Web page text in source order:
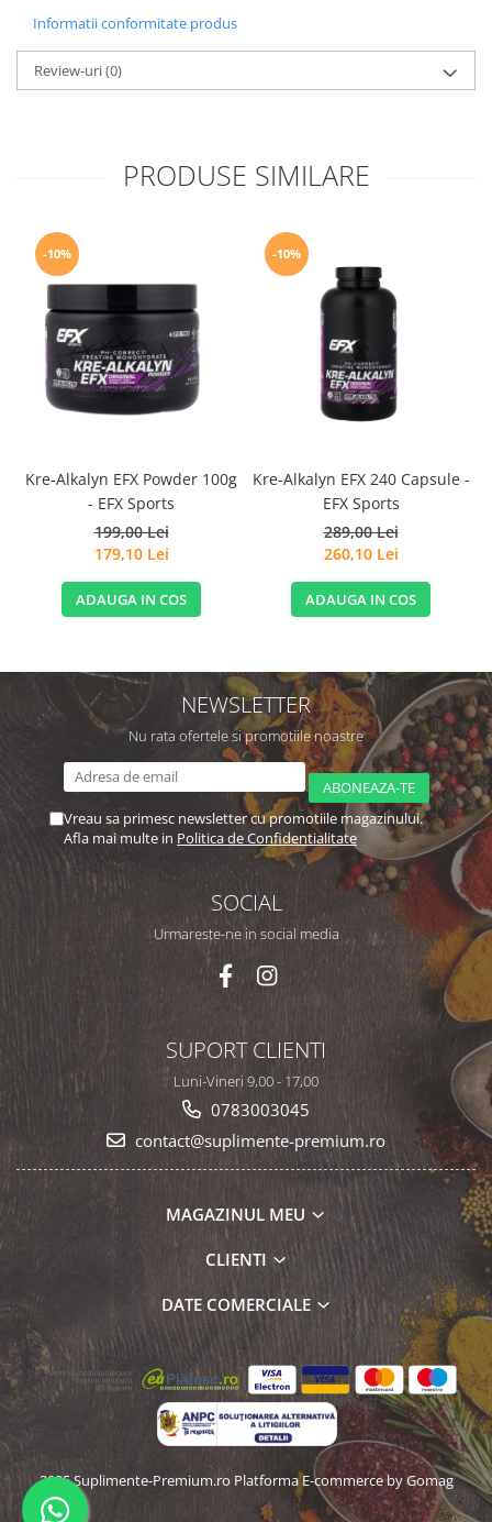
Informatii conformitate produs
Review-uri(0)
PRODUSE SIMILARE
-10%
Kre-Alkalyn EFX Powder 100g
- EFX Sports
199,00 Lei
179,10 Lei
ADAUGA IN COS
-10%
Kre-Alkalyn EFX 240 Capsule -
EFX Sports
289,00 Lei
260,10 Lei
ADAUGA IN COS
NEWSLETTER
Nu rata ofertele si promotiile noastre
Vreau sa primesc newsletter cu promotiile magazinului.
Afla mai multe in Politica de Confidentialitate
SOCIAL
Urmareste-ne in social media
SUPORT CLIENTI
Luni-Vineri 9,00 - 17,00
0783003045
contact@suplimente-premium.ro
MAGAZINUL MEU
CLIENTI
DATE COMERCIALE
2025 Suplimente-Premium.ro Platforma E-commerce by Gomag